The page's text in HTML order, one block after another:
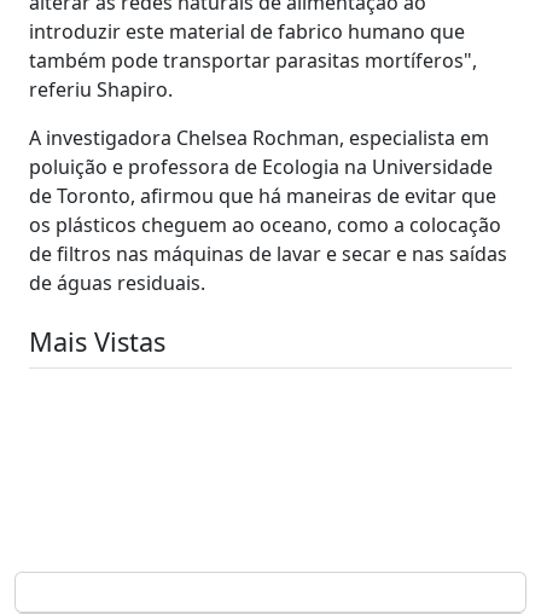
introduzir este material de fabrico humano que
também pode transportar parasitas mortíferos",
referiu Shapiro.
A investigadora Chelsea Rochman, especialista em
poluição e professora de Ecologia na Universidade
de Toronto, afirmou que há maneiras de evitar que
os plásticos cheguem ao oceano, como a colocação
de filtros nas máquinas de lavar e secar e nas saídas
de águas residuais.
Mais Vistas